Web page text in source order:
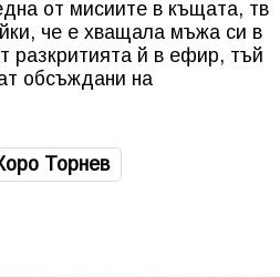
от мисиите в къщата, тв
че е хващала мъжа си в
разкритията й в ефир, тъй
обсъждани на
Торнев